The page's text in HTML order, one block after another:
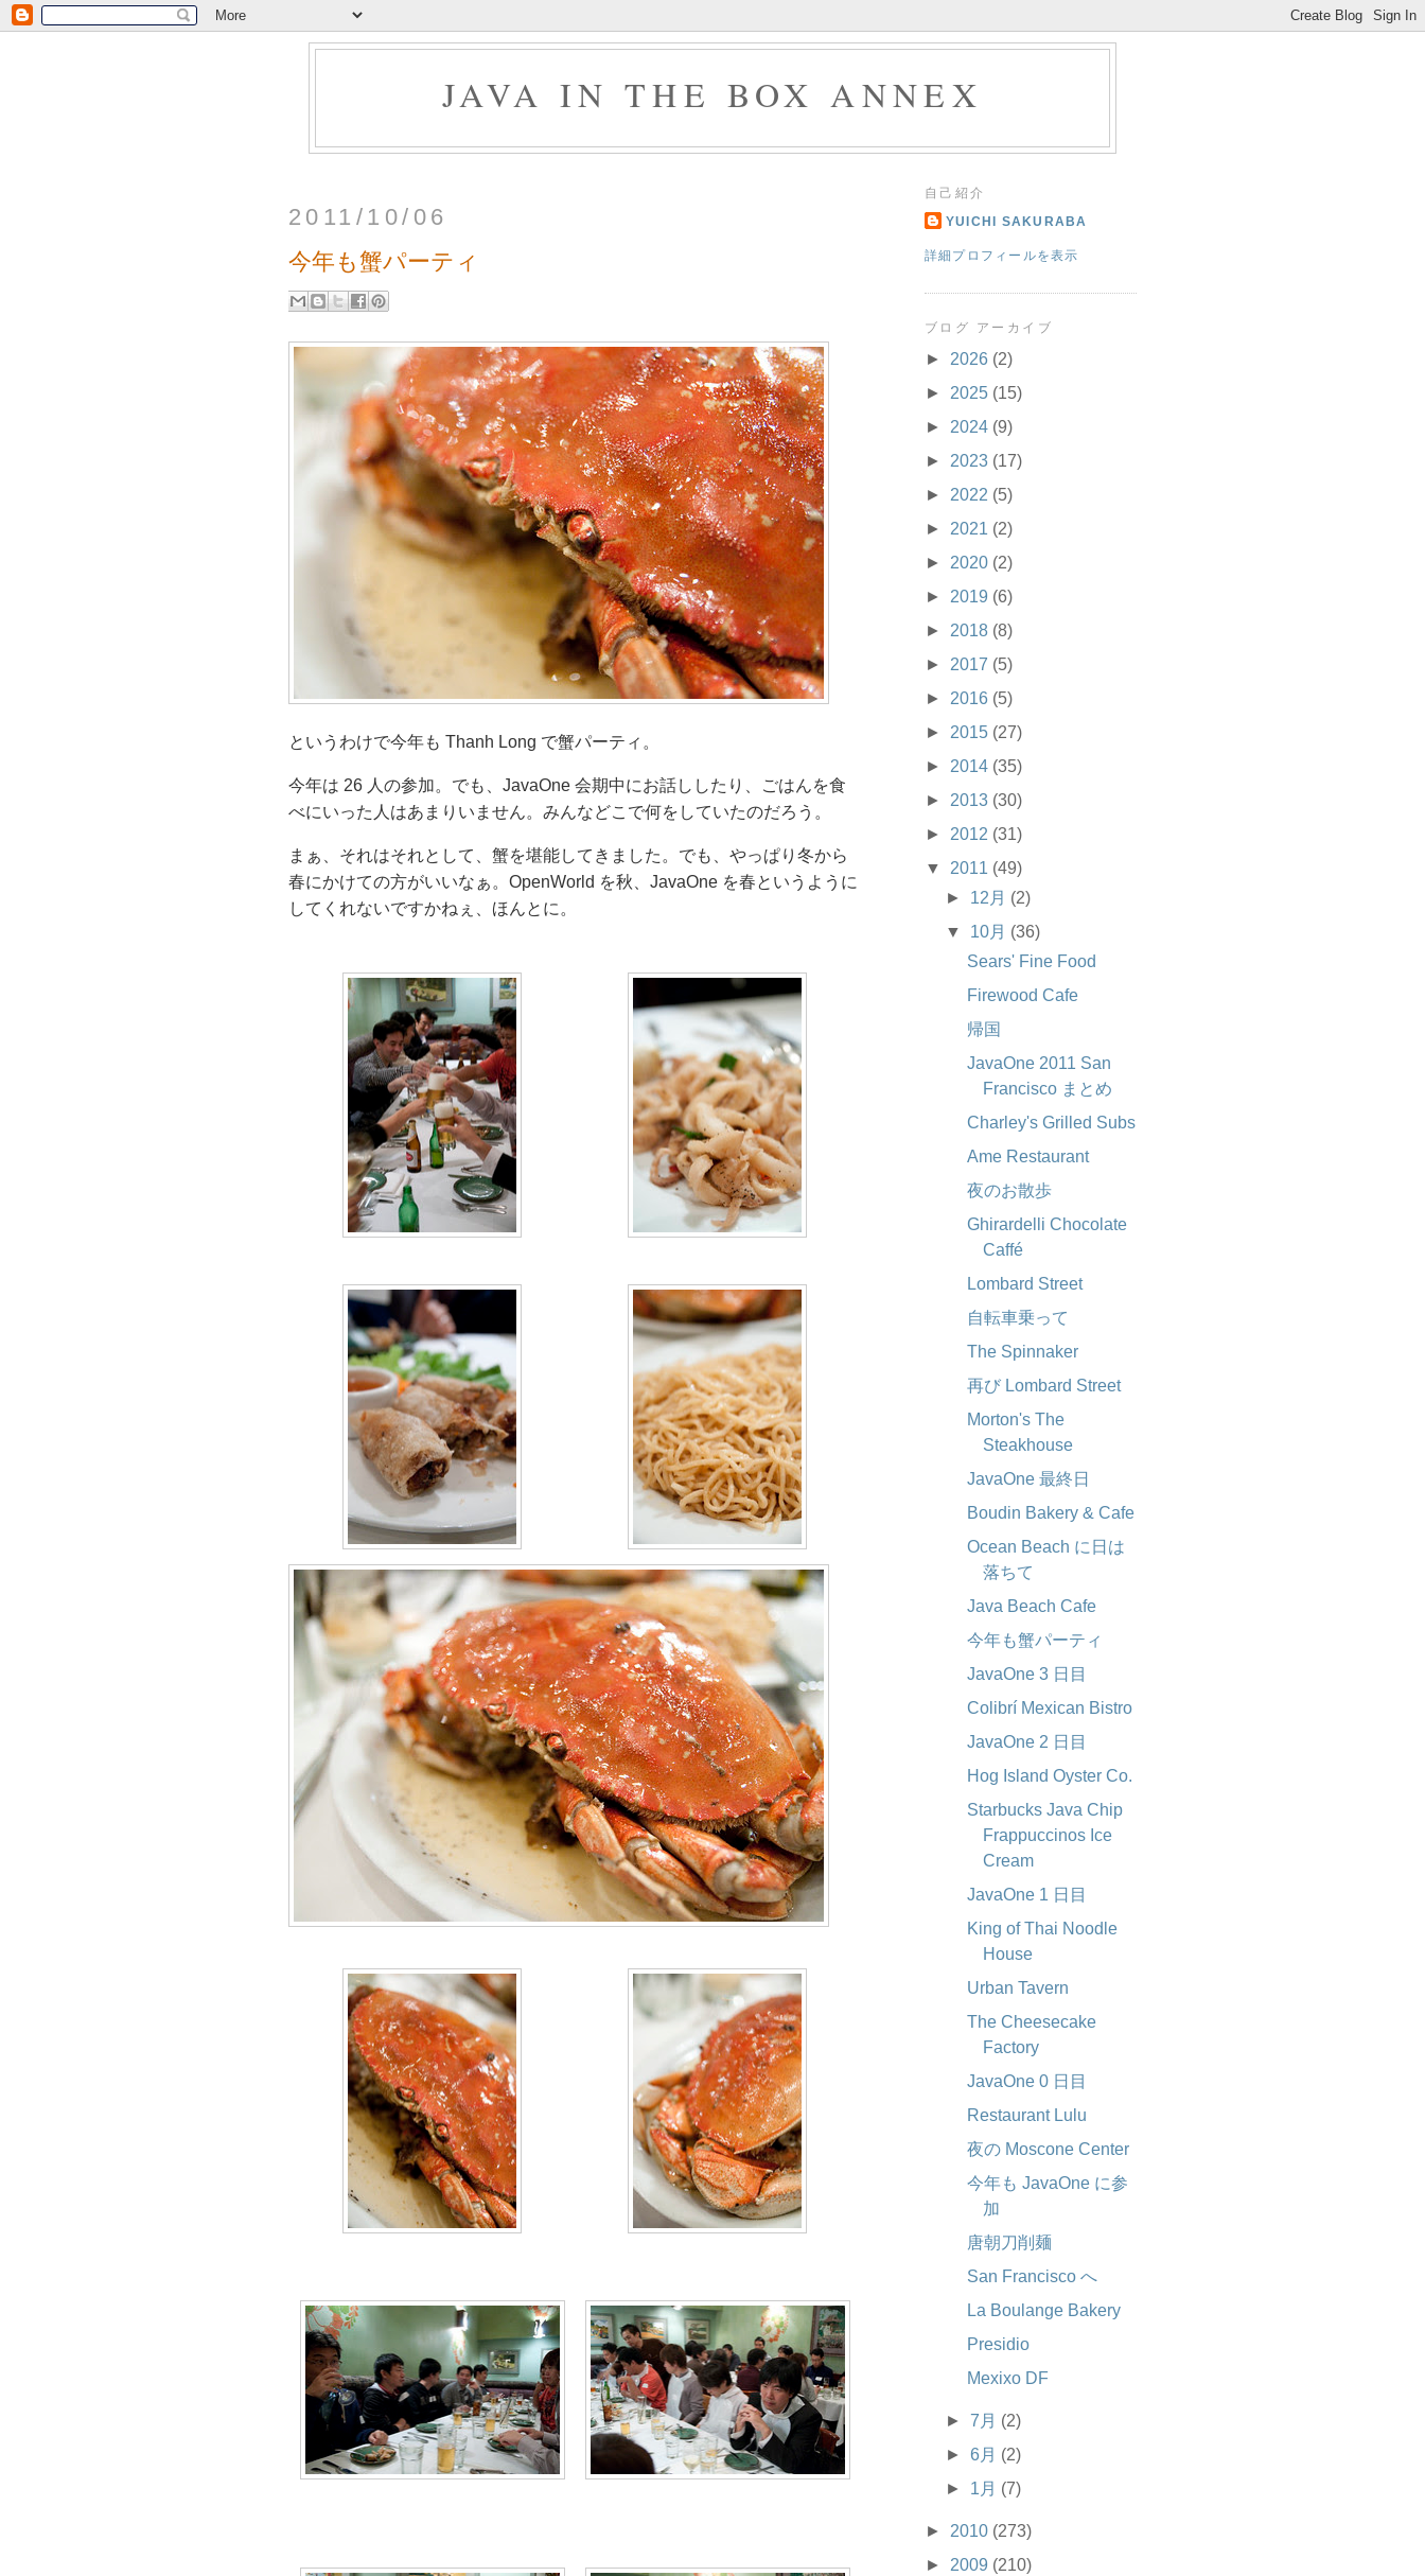
JAVA IN THE BOX ANNEX
2011/10/06
今年も蟹パーティ
というわけで今年も Thanh Long で蟹パーティ。
今年は 26 人の参加。でも、JavaOne 会期中にお話ししたり、ごはんを食
べにいった人はあまりいません。みんなどこで何をしていたのだろう。
まぁ、それはそれとして、蟹を堪能してきました。でも、やっぱり冬から
春にかけての方がいいなぁ。OpenWorld を秋、JavaOne を春というように
してくれないですかねぇ、ほんとに。
自己紹介
YUICHI SAKURABA
詳細プロフィールを表示
ブログ アーカイブ
► 2026 (2)
► 2025 (15)
► 2024 (9)
► 2023 (17)
► 2022 (5)
► 2021 (2)
► 2020 (2)
► 2019 (6)
► 2018 (8)
► 2017 (5)
► 2016 (5)
► 2015 (27)
► 2014 (35)
► 2013 (30)
► 2012 (31)
▼ 2011 (49)
► 12月 (2)
▼ 10月 (36)
Sears' Fine Food
Firewood Cafe
帰国
JavaOne 2011 San
Francisco まとめ
Charley's Grilled Subs
Ame Restaurant
夜のお散歩
Ghirardelli Chocolate
Caffé
Lombard Street
自転車乗って
The Spinnaker
再び Lombard Street
Morton's The
Steakhouse
JavaOne 最終日
Boudin Bakery & Cafe
Ocean Beach に日は
落ちて
Java Beach Cafe
今年も蟹パーティ
JavaOne 3 日目
Colibrí Mexican Bistro
JavaOne 2 日目
Hog Island Oyster Co.
Starbucks Java Chip
Frappuccinos Ice
Cream
JavaOne 1 日目
King of Thai Noodle
House
Urban Tavern
The Cheesecake
Factory
JavaOne 0 日目
Restaurant Lulu
夜の Moscone Center
今年も JavaOne に参
加
唐朝刀削麺
San Francisco へ
La Boulange Bakery
Presidio
Mexixo DF
►7月 (2)
►6月 (2)
► 1月 (7)
► 2010 (273)
► 2009 (210)